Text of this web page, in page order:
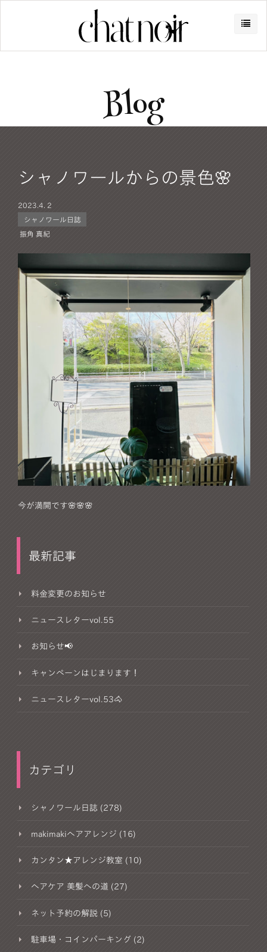
Blog
シャノワールからの景色🌸
2023. 4. 2
シャノワール日誌
振角 真紀
今が満開です🌸🌸🌸
最新記事
料金変更のお知らせ
ニュースレターvol.55
お知らせ📢
キャンペーンはじまります！
ニュースレターvol.53🐴
カテゴリ
シャノワール日誌 (278)
makimakiヘアアレンジ (16)
カンタン★アレンジ教室 (10)
ヘアケア 美髪への道 (27)
ネット予約の解説 (5)
駐車場・コインパーキング (2)